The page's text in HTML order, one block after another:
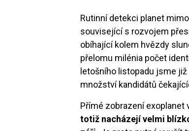
Rutinní detekci planet
související s rozvojem
obíhající kolem hvězdy
přelomu milénia počet
letošního listopadu jsme
množství kandidátů
Přímé zobrazení exoplanet
totiž nacházejí velmi